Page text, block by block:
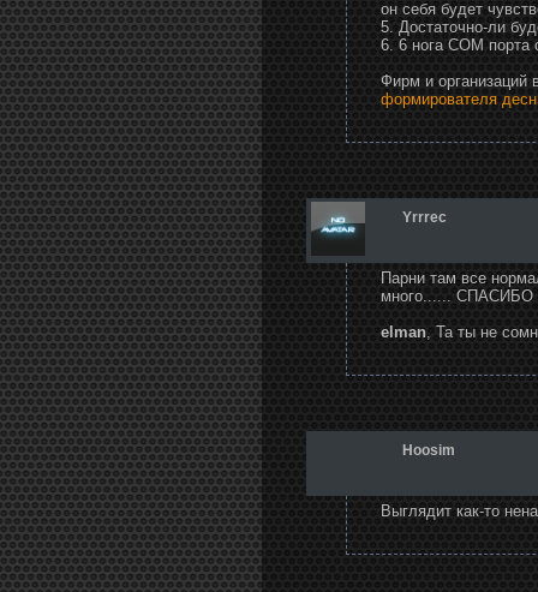
он себя будет
5. Достаточно-ли
6. 6 нога COM порта
Фирм и организаций
формирователя
Yrrrec
Парни там все
много......
elman, Та ты не
Hoosim
Выглядит как-то